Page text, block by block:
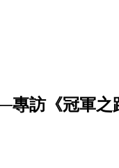
訪《冠軍之